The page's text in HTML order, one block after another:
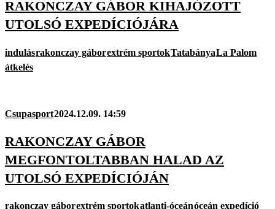
RAKONCZAY GÁBOR KIHAJÓZOTT
UTOLSÓ EXPEDÍCIÓJÁRA
indulásrakonczay gáborextrém sportokTatabányaLa Palom
átkelés
Csupasport2024.12.09. 14:59
RAKONCZAY GÁBOR
MEGFONTOLTABBAN HALAD AZ
UTOLSÓ EXPEDÍCIÓJÁN
rakonczay gáborextrém sportokatlanti-óceánóceán expedíció